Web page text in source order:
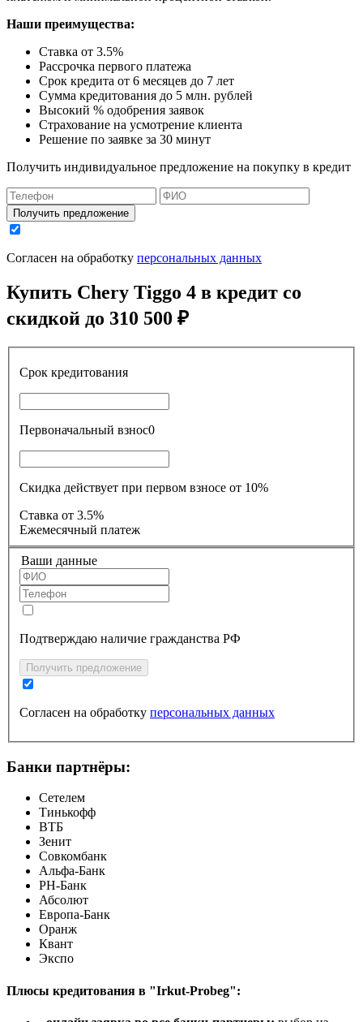
Наши преимущества:
Ставка от 3.5%
Рассрочка первого платежа
Срок кредита от 6 месяцев до 7 лет
Сумма кредитования до 5 млн. рублей
Высокий % одобрения заявок
Страхование на усмотрение клиента
Решение по заявке за 30 минут
Получить индивидуальное предложение на покупку в кредит
Получить предложение
Согласен на обработку персональных данных
Купить Chery Tiggo 4 в кредит со
скидкой до 310 500 ₽
Срок кредитования
Первоначальный взнос0
Скидка действует при первом взносе от 10%
Ставка
от 3.5%
Ежемесячный платеж
Ваши данные
Подтверждаю наличие гражданства РФ
Получить предложение
Согласен на обработку персональных данных
Банки партнёры:
Сетелем
Тинькофф
ВТБ
Зенит
Совкомбанк
Альфа-Банк
РН-Банк
Абсолют
Европа-Банк
Оранж
Квант
Экспо
Плюсы кредитования в "Irkut-Probeg":